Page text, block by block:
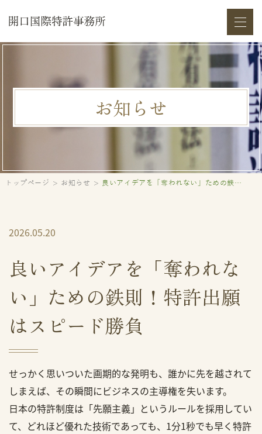
お知らせ
トップページ お知らせ 良いアイデアを「奪われない」ための鉄則！特許出願はスピード勝負
2026.05.20
良いアイデアを「奪われな
い」ための鉄則！特許出願
はスピード勝負
せっかく思いついた画期的な発明も、誰かに先を越されて
しまえば、その瞬間にビジネスの主導権を失います。
日本の特許制度は「先願主義」というルールを採用してい
て、どれほど優れた技術であっても、1分1秒でも早く特許